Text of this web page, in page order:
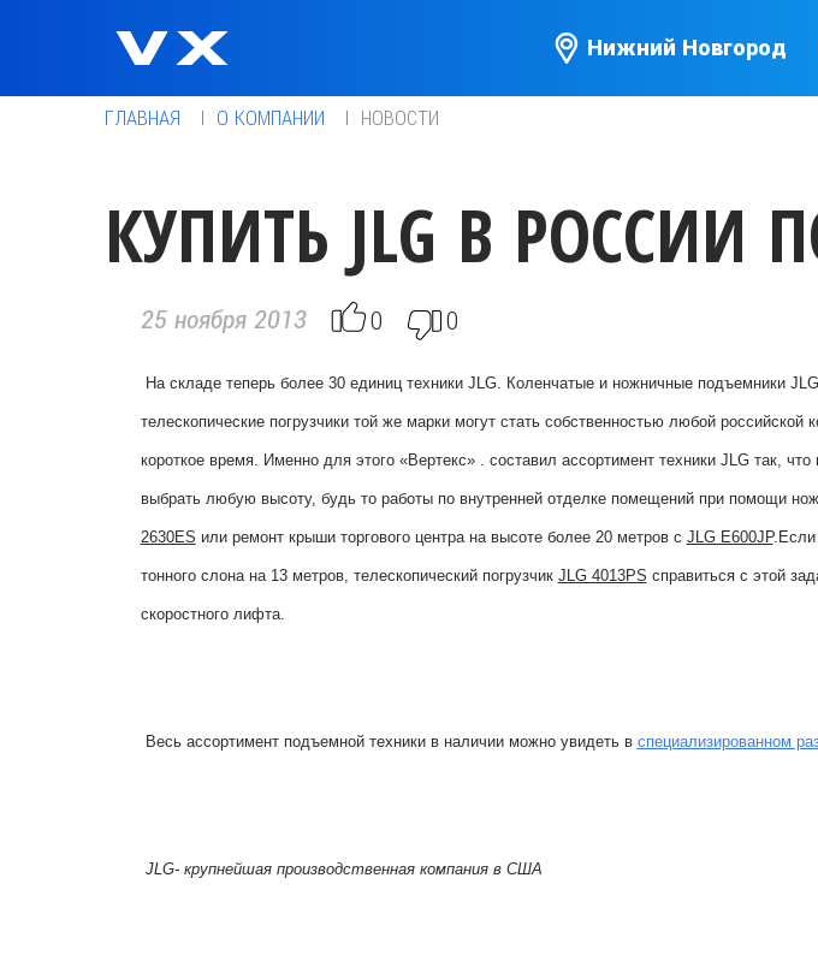
Нижний Новгород
ГЛАВНАЯ О КОМПАНИИ НОВОСТИ
КУПИТЬ JLG В РОССИИ
25 ноября 2013 0 0
На складе теперь более 30 единиц техники JLG. Коленчатые и ножничные подъемники
телескопические погрузчики той же марки могут стать собственностью любой российской
короткое время. Именно для этого «Вертекс» . составил ассортимент техники JLG так, что
выбрать любую высоту, будь то работы по внутренней отделке помещений при помощи
2630ES или ремонт крыши торгового центра на высоте более 20 метров с JLG E600JP.Если
тонного слона на 13 метров, телескопический погрузчик JLG 4013PS справиться с этой
скоростного лифта.
Весь ассортимент подъемной техники в наличии можно увидеть в специализированном
JLG- крупнейшая производственная компания в США